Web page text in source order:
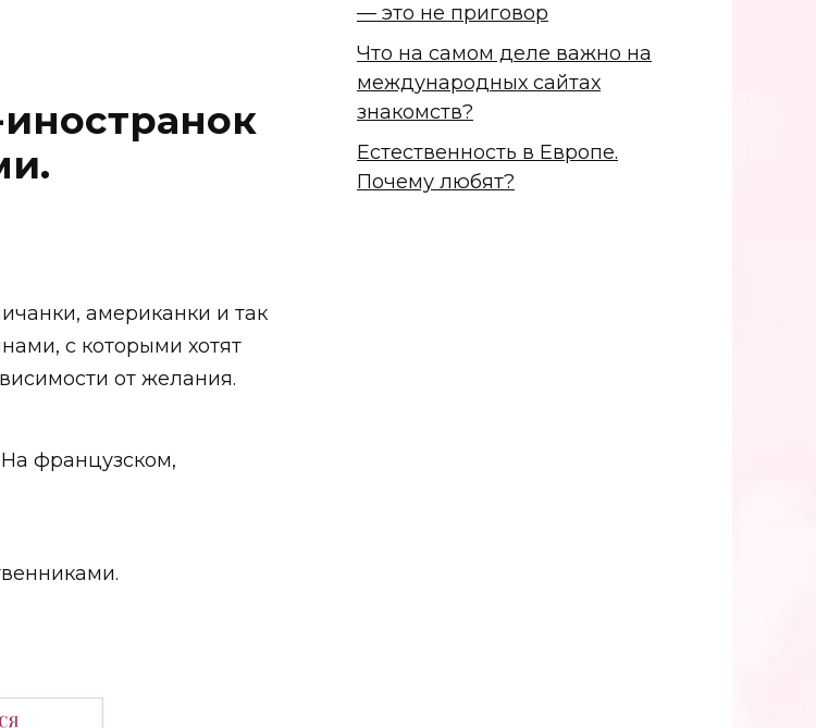
американки и так
с которыми хотят
от желания.
французском,
— это не приговор
Что на самом деле важно на
международных сайтах
знакомств?
Естественность в Европе.
Почему любят?
с мужчинами-иностранцами